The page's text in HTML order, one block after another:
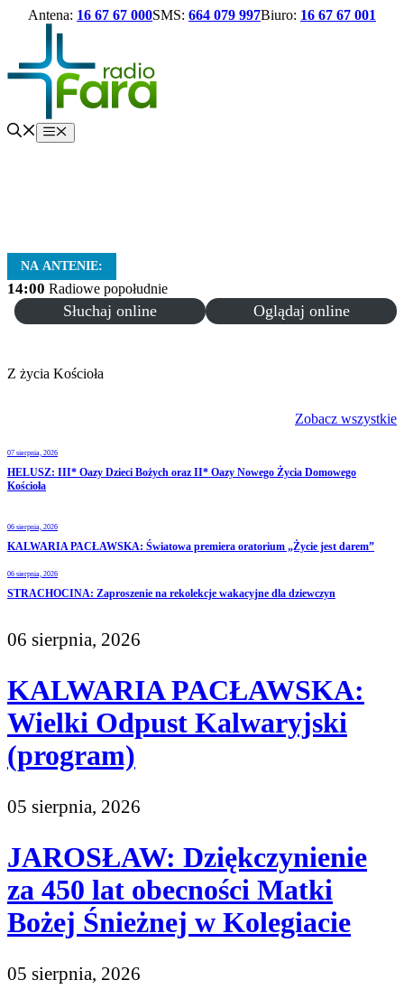
Antena: 16 67 67 000SMS: 664 079 997Biuro: 16 67 67 001
treści
Menu
NA ANTENIE:
14:00 Radiowe popołudnie
Słuchaj online Oglądaj online
Z życia Kościoła
Zobacz wszystkie
07 sierpnia, 2026
HELUSZ: III* Oazy Dzieci Bożych oraz II* Oazy Nowego Życia Domowego
Kościoła
06 sierpnia, 2026
KALWARIA PACŁAWSKA: Światowa premiera oratorium „Życie jest darem”
06 sierpnia, 2026
STRACHOCINA: Zaproszenie na rekolekcje wakacyjne dla dziewczyn
06 sierpnia, 2026
KALWARIA PACŁAWSKA:
Wielki Odpust Kalwaryjski
(program)
05 sierpnia, 2026
JAROSŁAW: Dziękczynienie
za 450 lat obecności Matki
Bożej Śnieżnej w Kolegiacie
05 sierpnia, 2026